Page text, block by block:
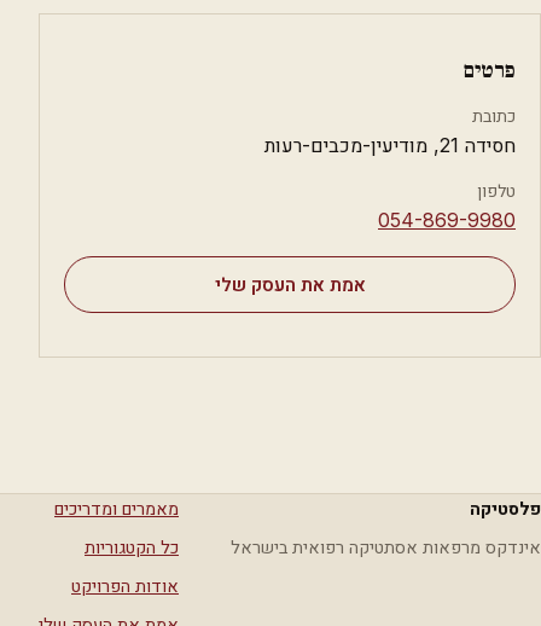
פרטים
כתובת
חסידה 21, מודיעין-מכבים-רעות
טלפון
⁦054-869-9980⁩
אמת את העסק שלי
פלסטיקה
אינדקס מרפאות אסתטיקה רפואית בישראל
מאמרים ומדריכים
כל הקטגוריות
אודות הפרויקט